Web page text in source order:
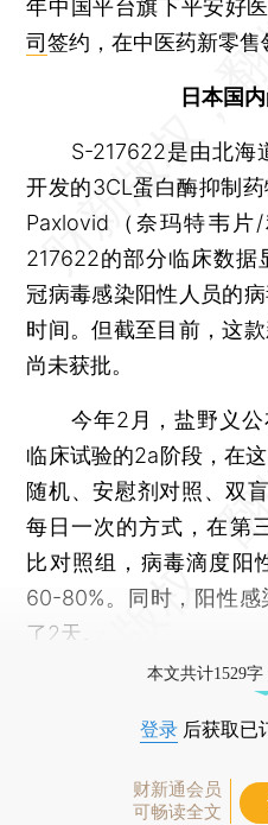
年中国平台旗下平安好
司签约，在中医药新零售
日本国
S-217622是由北海
开发的3CL蛋白酶抑制
Paxlovid（奈玛特韦
217622的部分临床数
冠病毒感染阳性人员的
时间。但截至目前，这
尚未获批。
今年2月，盐野义公
临床试验的2a阶段，在
随机、安慰剂对照、双
每日一次的方式，在第
比对照组，病毒滴度阳
60-80%。同时，阳性
了2天。
本文共计1529
登录 后获取已
财新通会员
可畅读全文